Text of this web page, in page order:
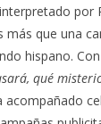
por
más que una
hispano.
qué
acompañado